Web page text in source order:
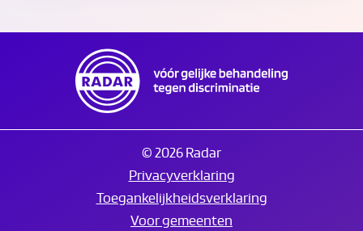
© 2026 Radar
Privacyverklaring
Toegankelijkheidsverklaring
Voor gemeenten